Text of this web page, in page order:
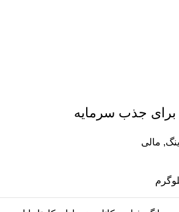
برای جذب سرمایه
, مالی